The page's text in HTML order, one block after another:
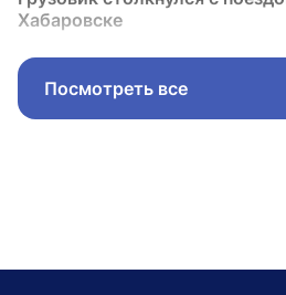
Хабаровске
Посмотреть все